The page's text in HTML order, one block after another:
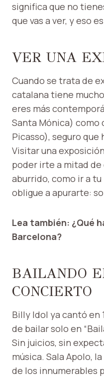
significa que no
que vas a ver, y eso
VER UNA
Cuando se trata de
catalana tiene
eres más
Santa Mónica) como
Picasso), seguro que
Visitar una
poder irte a mitad
aburrido, como ir a
obligue a apurarte:
Lea también: ¿Qué
Barcelona?
BAILANDO
CONCIERTO
Billy Idol ya cantó en
de bailar solo en
Sin juicios, sin
música. Sala Apolo,
de los innumerables